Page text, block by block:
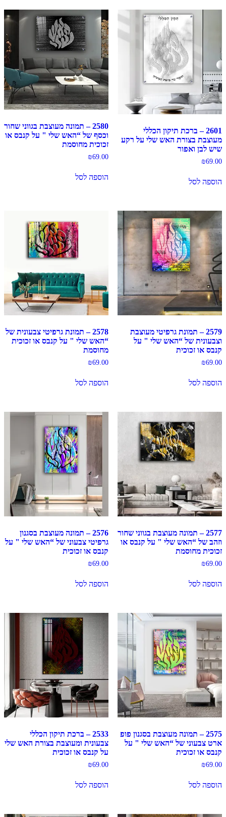
2601 – ברכת תיקון הכללי
מעוצבת בצורת האש שלי על רקע
שיש לבן ואפור
₪69.00
הוספה לסל
2580 – תמונה מעוצבת בגווני שחור
וכסף של “האש שלי " על קנבס או
זכוכית מחוסמת
₪69.00
הוספה לסל
2579 – תמונת גרפיטי מעוצבת
וצבעונית של “האש שלי " על
קנבס או זכוכית
₪69.00
הוספה לסל
2578 – תמונת גרפיטי צבעונית של
“האש שלי " על קנבס או זכוכית
מחוסמת
₪69.00
הוספה לסל
2577 – תמונה מעוצבת בגווני שחור
וזהב של “האש שלי " על קנבס או
זכוכית מחוסמת
₪69.00
הוספה לסל
2576 – תמונה מעוצבת בסגנון
גרפיטי צבעוני של “האש שלי " על
קנבס או זכוכית
₪69.00
הוספה לסל
2575 – תמונה מעוצבת בסגנון פופ
ארט צבעוני של “האש שלי " על
קנבס או זכוכית
₪69.00
הוספה לסל
2533 – ברכת תיקון הכללי
צבעונית ומעוצבת בצורת האש שלי
על קנבס או זכוכית
₪69.00
הוספה לסל